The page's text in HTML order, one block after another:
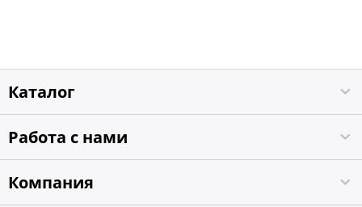
Каталог
Работа с нами
Компания